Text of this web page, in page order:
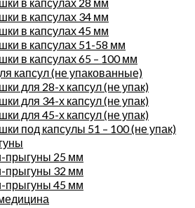
в капсулах 34 мм
в капсулах 45 мм
в капсулах 51-58 мм
в капсулах 65 – 100 мм
капсул (не упакованные)
для 28-х капсул (не упак)
для 34-х капсул (не упак)
для 45-х капсул (не упак)
под капсулы 51 – 100 (не упак)
прыгуны 25 мм
прыгуны 32 мм
прыгуны 45 мм